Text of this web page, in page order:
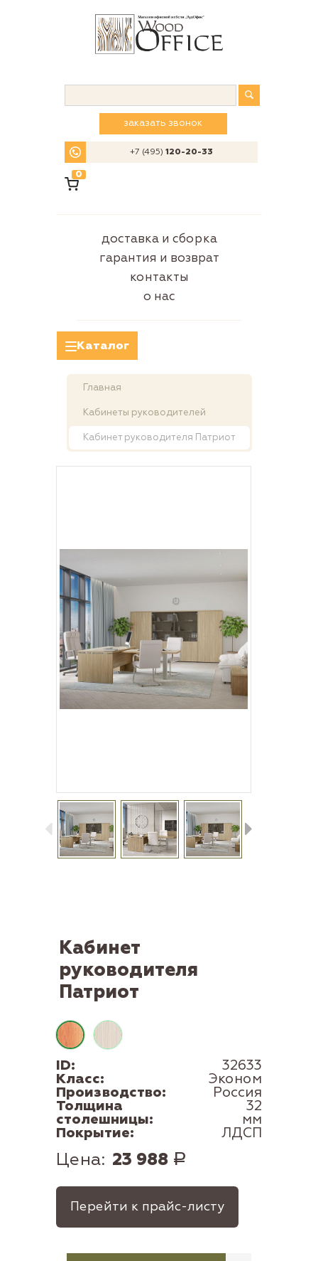
заказать звонок
+7 (495)120-20-33
0
доставка и сборка
гарантия и возврат
контакты
о нас
Каталог
Главная
Кабинеты руководителей
Кабинет руководителя Патриот
Кабинет
руководителя
Патриот
ID: 32633
Класс: Эконом
Производство: Россия
Толщина
столешницы:
32
мм
Покрытие: ЛДСП
Цена: 23 988 Р
Перейти к прайс-листу